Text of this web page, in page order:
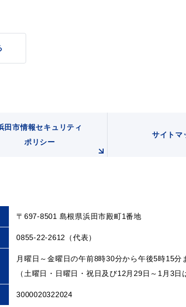
田市情報セキュリティ
ポリシー
サイトマ
〒697-8501 島根県浜田市殿町1番地
0855-22-2612（代表）
月曜日～金曜日の午前8時30分から午後5時15分
（土曜日・日曜日・祝日及び12月29日～1月3日
3000020322024